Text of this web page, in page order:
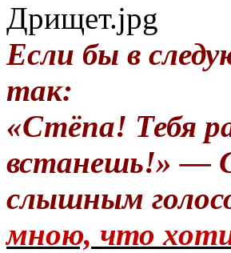
Дрищет.jpg
Если бы в
так:
«Стёпа! Тебя
встанешь!» —
слышным
мною, что